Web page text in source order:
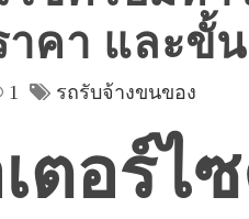
าคา และขั้
1 รถรับจ้างขนของ
ตอร์ไ